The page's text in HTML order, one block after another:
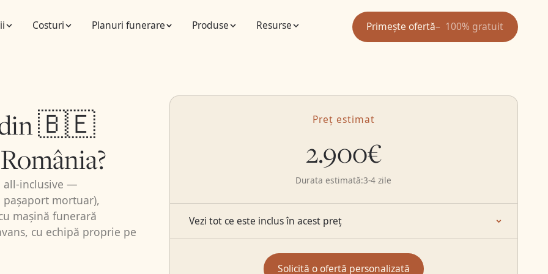
Costuri Planuri funerare Produse Resurse Primește ofertă 100% gratuit
din 🇧🇪
all-inclusive —
mortuar),
mașină funerară
cu echipă proprie pe
Preț estimat
2.900€
Durata estimată:3-4 zile
Vezi tot ce este inclus în acest preț
Solicită o ofertă personalizată